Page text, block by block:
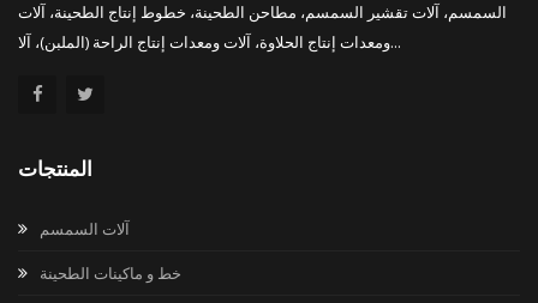
السمسم، آلات تقشير السمسم، مطاحن الطحينة، خطوط إنتاج الطحينة، آلات
ومعدات إنتاج الحلاوة، آلات ومعدات إنتاج الراحة (الملبن)، آلا...
المنتجات
آلات السمسم
خط و ماكينات الطحينة